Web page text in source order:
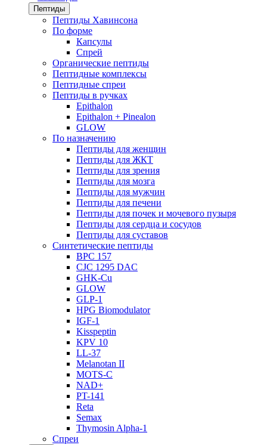
Пептиды
Пептиды Хавинсона
По форме
Капсулы
Спрей
Органические пептиды
Пептидные комплексы
Пептидные спреи
Пептиды в ручках
Epithalon
Epithalon + Pinealon
GLOW
По назначению
Пептиды для женщин
Пептиды для ЖКТ
Пептиды для зрения
Пептиды для мозга
Пептиды для мужчин
Пептиды для печени
Пептиды для почек и мочевого пузыря
Пептиды для сердца и сосудов
Пептиды для суставов
Синтетические пептиды
BPC 157
CJC 1295 DAC
GHK-Cu
GLOW
GLP-1
HPG Biomodulator
IGF-1
Kisspeptin
KPV 10
LL-37
Melanotan II
MOTS-C
NAD+
PT-141
Reta
Semax
Thymosin Alpha-1
Спреи